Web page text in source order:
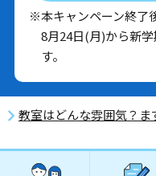
※本キャンペーン終了後
8月24日(月)から新
す。
教室はどんな雰囲気？ま